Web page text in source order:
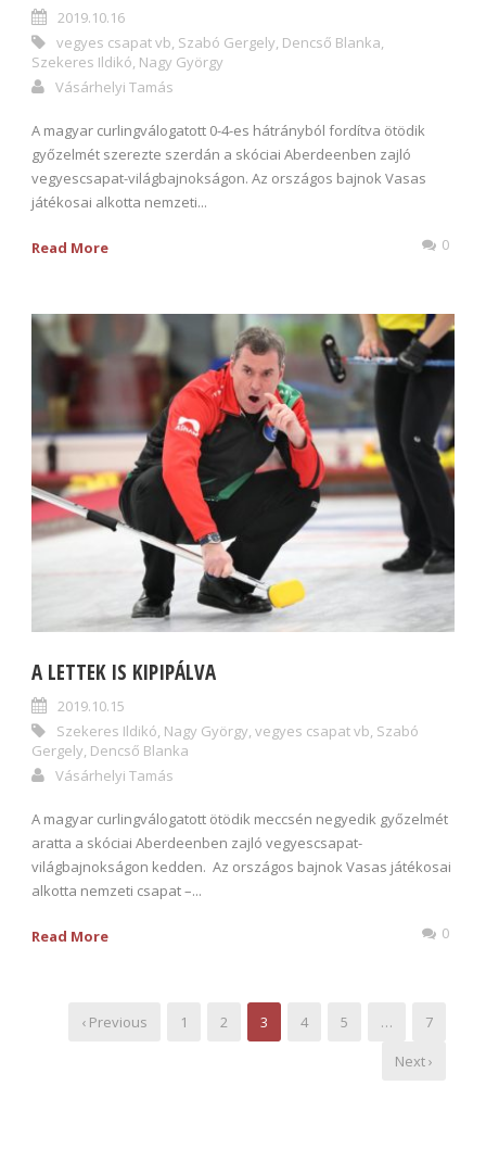
2019.10.16
vegyes csapat vb, Szabó Gergely, Dencső Blanka,
Szekeres Ildikó, Nagy György
Vásárhelyi Tamás
A magyar curlingválogatott 0-4-es hátrányból fordítva ötödik
győzelmét szerezte szerdán a skóciai Aberdeenben zajló
vegyescsapat-világbajnokságon. Az országos bajnok Vasas
játékosai alkotta nemzeti...
Read More 0
A LETTEK IS KIPIPÁLVA
2019.10.15
Szekeres Ildikó, Nagy György, vegyes csapat vb, Szabó
Gergely, Dencső Blanka
Vásárhelyi Tamás
A magyar curlingválogatott ötödik meccsén negyedik győzelmét
aratta a skóciai Aberdeenben zajló vegyescsapat-
világbajnokságon kedden. Az országos bajnok Vasas játékosai
alkotta nemzeti csapat –...
Read More 0
‹ Previous 1 2 3 4 5 …
7
Next ›